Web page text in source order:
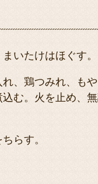
いたけはほぐす。
、鶏つみれ、も
む。火を止め、
らす。